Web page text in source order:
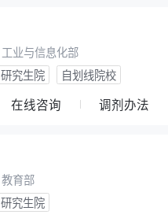
工业与信息化部
研究生院 自划线院校
在线咨询 调剂办法
教育部
研究生院